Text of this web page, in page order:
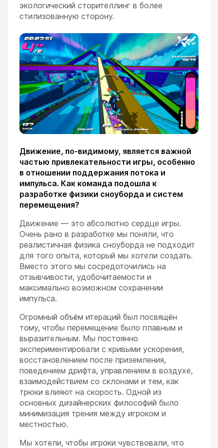
экологический сторителлинг в более
стилизованную сторону.
Движение, по-видимому, является важной
частью привлекательности игры, особенно
в отношении поддержания потока и
импульса. Как команда подошла к
разработке физики сноуборда и систем
перемещения?
Движение — это абсолютно сердце игры.
Очень рано в разработке мы поняли, что
реалистичная физика сноуборда не подходит
для того опыта, который мы хотели создать.
Вместо этого мы сосредоточились на
отзывчивости, удобочитаемости и
максимально возможном сохранении
импульса.
Огромный объём итераций был посвящён
тому, чтобы перемещение было плавным и
выразительным. Мы постоянно
экспериментировали с кривыми ускорения,
восстановлением после приземления,
поведением дрифта, управлением в воздухе,
взаимодействием со склонами и тем, как
трюки влияют на скорость. Одной из
основных дизайнерских философий было
минимизация трения между игроком и
местностью.
Мы хотели, чтобы игроки чувствовали, что